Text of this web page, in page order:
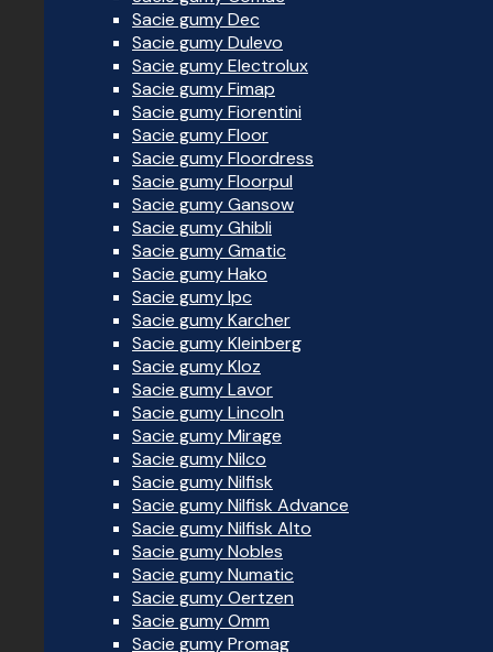
Sacie gumy Dec
Sacie gumy Dulevo
Sacie gumy Electrolux
Sacie gumy Fimap
Sacie gumy Fiorentini
Sacie gumy Floor
Sacie gumy Floordress
Sacie gumy Floorpul
Sacie gumy Gansow
Sacie gumy Ghibli
Sacie gumy Gmatic
Sacie gumy Hako
Sacie gumy Ipc
Sacie gumy Karcher
Sacie gumy Kleinberg
Sacie gumy Kloz
Sacie gumy Lavor
Sacie gumy Lincoln
Sacie gumy Mirage
Sacie gumy Nilco
Sacie gumy Nilfisk
Sacie gumy Nilfisk Advance
Sacie gumy Nilfisk Alto
Sacie gumy Nobles
Sacie gumy Numatic
Sacie gumy Oertzen
Sacie gumy Omm
Sacie gumy Promag